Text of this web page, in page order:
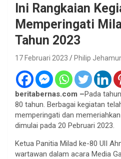
Ini Rangkaian
Memperingati
Tahun 2023
17 Februari 2023 Philip
beritabernas.com –Pada
80 tahun. Berbagai kegiatan
memperingati dan
dimulai pada 20 Pebruari 2023.
Ketua Panitia Milad ke-80 UlI
wartawan dalam acara Media